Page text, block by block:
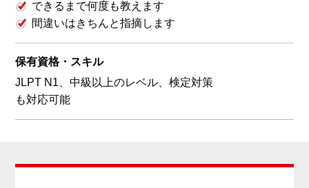
できるまで何度も教えます
間違いはきちんと指摘します
保有資格・スキル
JLPT N1、中級以上のレベル、検定対策
も対応可能